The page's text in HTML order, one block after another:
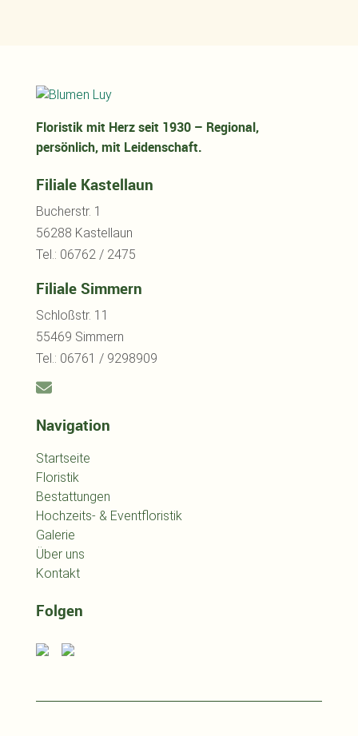
Floristik mit Herz seit 1930 – Regional,
persönlich, mit Leidenschaft.
Filiale Kastellaun
Bucherstr. 1
56288 Kastellaun
Tel.: 06762 / 2475
Filiale Simmern
Schloßstr. 11
55469 Simmern
Tel.: 06761 / 9298909
Navigation
Startseite
Floristik
Bestattungen
Hochzeits- & Eventfloristik
Galerie
Über uns
Kontakt
Folgen